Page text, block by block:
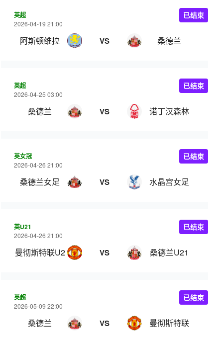
英超
2026-04-19 21:00
阿斯顿维拉 VS 桑德兰
已结束
英超
2026-04-25 03:00
桑德兰 VS 诺丁汉森林
已结束
英女冠
2026-04-26 21:00
桑德兰女足 VS 水晶宫女足
已结束
英U21
2026-04-26 21:00
曼彻斯特联U21 VS 桑德兰U21
已结束
英超
2026-05-09 22:00
桑德兰 VS 曼彻斯特联
已结束